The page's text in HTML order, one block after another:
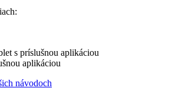
s príslušnou aplikáciou
aplikáciou
návodoch